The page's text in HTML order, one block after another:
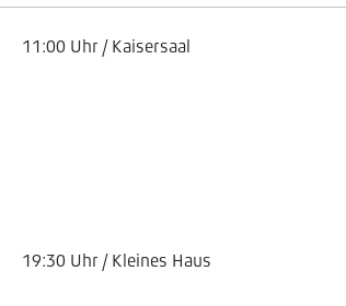
11:00 Uhr / Kaisersaal
19:30 Uhr / Kleines Haus